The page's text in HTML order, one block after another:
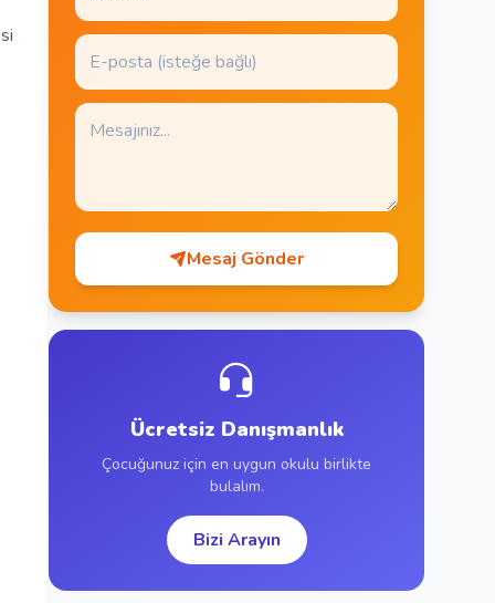
Mesaj Gönder
Ücretsiz Danışmanlık
Çocuğunuz için en uygun okulu birlikte
bulalım.
Bizi Arayın